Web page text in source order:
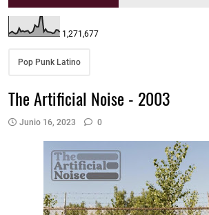
1,271,677
Pop Punk Latino
The Artificial Noise - 2003
Junio 16, 2023 0